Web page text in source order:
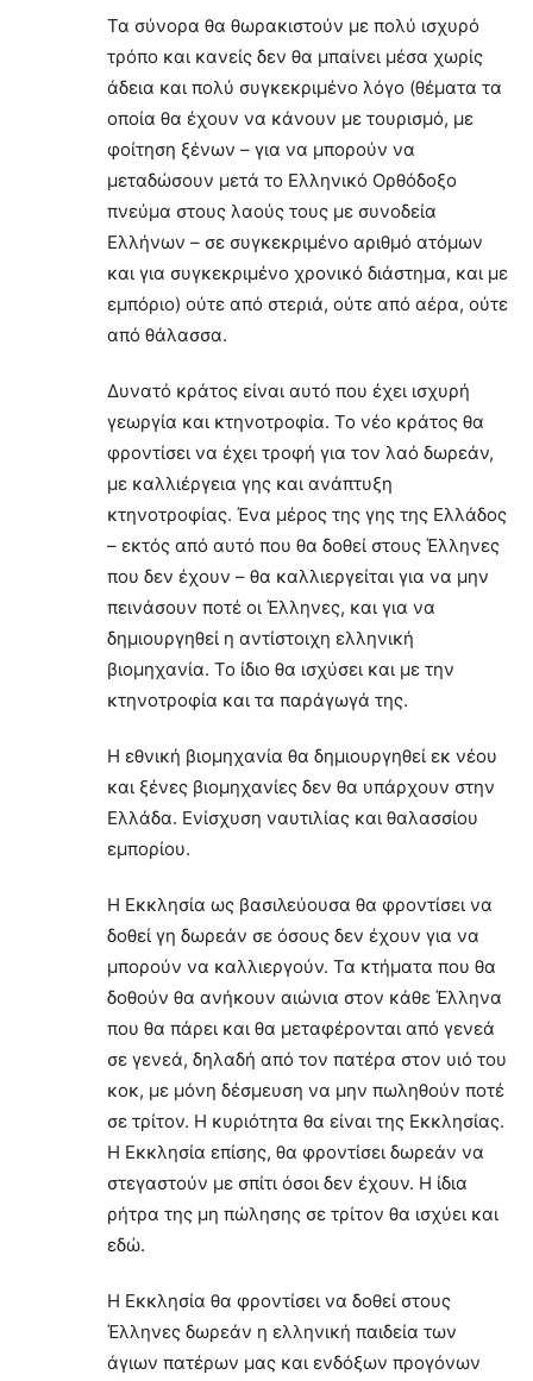
Τα σύνορα θα θωρακιστούν με πολύ ισχυρό
τρόπο και κανείς δεν θα μπαίνει μέσα χωρίς
άδεια και πολύ συγκεκριμένο λόγο (θέματα τα
οποία θα έχουν να κάνουν με τουρισμό, με
φοίτηση ξένων – για να μπορούν να
μεταδώσουν μετά το Ελληνικό Ορθόδοξο
πνεύμα στους λαούς τους με συνοδεία
Ελλήνων – σε συγκεκριμένο αριθμό ατόμων
και για συγκεκριμένο χρονικό διάστημα, και με
εμπόριο) ούτε από στεριά, ούτε από αέρα, ούτε
από θάλασσα.
Δυνατό κράτος είναι αυτό που έχει ισχυρή
γεωργία και κτηνοτροφία. Το νέο κράτος θα
φροντίσει να έχει τροφή για τον λαό δωρεάν,
με καλλιέργεια γης και ανάπτυξη
κτηνοτροφίας. Ένα μέρος της γης της Ελλάδος
– εκτός από αυτό που θα δοθεί στους Έλληνες
που δεν έχουν – θα καλλιεργείται για να μην
πεινάσουν ποτέ οι Έλληνες, και για να
δημιουργηθεί η αντίστοιχη ελληνική
βιομηχανία. Το ίδιο θα ισχύσει και με την
κτηνοτροφία και τα παράγωγά της.
Η εθνική βιομηχανία θα δημιουργηθεί εκ νέου
και ξένες βιομηχανίες δεν θα υπάρχουν στην
Ελλάδα. Ενίσχυση ναυτιλίας και θαλασσίου
εμπορίου.
Η Εκκλησία ως βασιλεύουσα θα φροντίσει να
δοθεί γη δωρεάν σε όσους δεν έχουν για να
μπορούν να καλλιεργούν. Τα κτήματα που θα
δοθούν θα ανήκουν αιώνια στον κάθε Έλληνα
που θα πάρει και θα μεταφέρονται από γενεά
σε γενεά, δηλαδή από τον πατέρα στον υιό του
κοκ, με μόνη δέσμευση να μην πωληθούν ποτέ
σε τρίτον. Η κυριότητα θα είναι της Εκκλησίας.
Η Εκκλησία επίσης, θα φροντίσει δωρεάν να
στεγαστούν με σπίτι όσοι δεν έχουν. Η ίδια
ρήτρα της μη πώλησης σε τρίτον θα ισχύει και
εδώ.
Η Εκκλησία θα φροντίσει να δοθεί στους
Έλληνες δωρεάν η ελληνική παιδεία των
άγιων πατέρων μας και ενδόξων προγόνων